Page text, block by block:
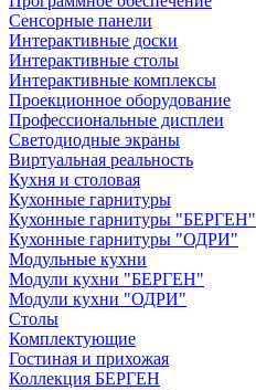
Сенсорные панели
Интерактивные доски
Интерактивные столы
Интерактивные комплексы
Проекционное оборудование
Профессиональные дисплеи
Светодиодные экраны
Виртуальная реальность
Кухня и столовая
Кухонные гарнитуры
Кухонные гарнитуры "БЕРГЕН"
Кухонные гарнитуры "ОДРИ"
Модульные кухни
Модули кухни "БЕРГЕН"
Модули кухни "ОДРИ"
Столы
Комплектующие
Гостиная и прихожая
Коллекция БЕРГЕН